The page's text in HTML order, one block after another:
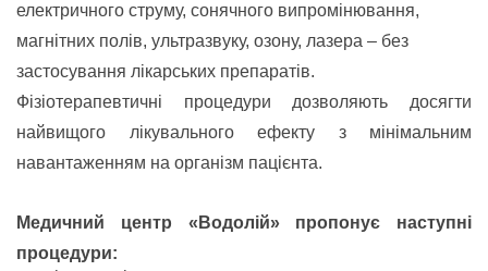
електричного струму, сонячного випромінювання,
магнітних полів, ультразвуку, озону, лазера – без
застосування лікарських препаратів.
Фізіотерапевтичні процедури дозволяють досягти
найвищого лікувального ефекту з мінімальним
навантаженням на організм пацієнта.
Медичний центр «Водолій» пропонує наступні
процедури: